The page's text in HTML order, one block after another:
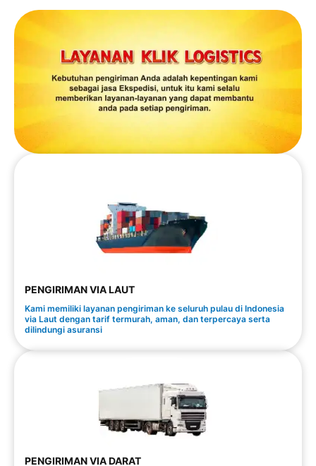
PENGIRIMAN VIA LAUT
Kami memiliki layanan pengiriman ke seluruh pulau di Indonesia
via Laut dengan tarif termurah, aman, dan terpercaya serta
dilindungi asuransi
PENGIRIMAN VIA DARAT